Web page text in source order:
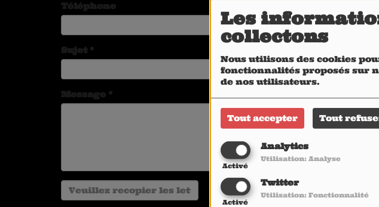
Les
collectons
Nous utilisons des cookies
fonctionnalités proposés sur
de nos utilisateurs.
Tout accepter Tout
Analytics
Activé
Utilisation: Analyse
Twitter
Activé
Utilisation: Fonctionnalité
Téléphone
Sujet *
Message *